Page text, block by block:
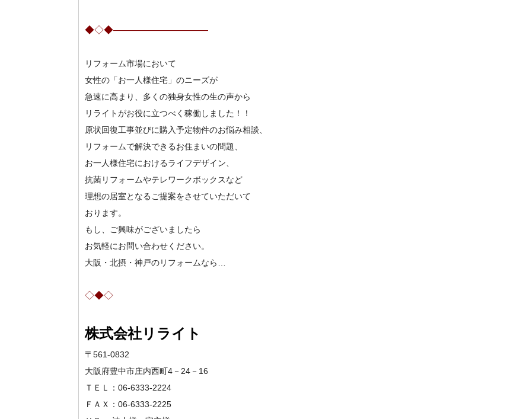
◆◇◆——————————
リフォーム市場において
女性の「お一人様住宅」のニーズが
急速に高まり、多くの独身女性の生の声から
リライトがお役に立つべく稼働しました！！
原状回復工事並びに購入予定物件のお悩み相談、
リフォームで解決できるお住まいの問題、
お一人様住宅におけるライフデザイン、
抗菌リフォームやテレワークボックスなど
理想の居室となるご提案をさせていただいて
おります。
もし、ご興味がございましたら
お気軽にお問い合わせください。
大阪・北摂・神戸のリフォームなら…
◇◆◇
株式会社リライト
〒561-0832
大阪府豊中市庄内西町4－24－16
ＴＥＬ：06-6333-2224
ＦＡＸ：06-6333-2225